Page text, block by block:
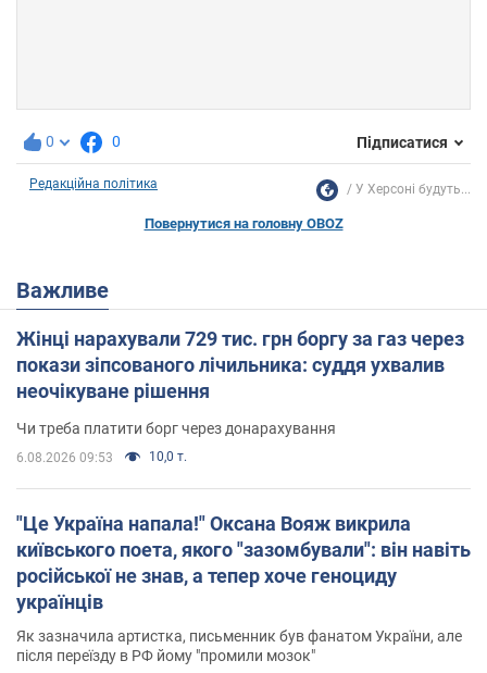
0 0 Підписатися
Редакційна політика У Херсоні будуть...
Повернутися на головну OBOZ
Важливе
Жінці нарахували 729 тис. грн боргу за газ через
покази зіпсованого лічильника: суддя ухвалив
неочікуване рішення
Чи треба платити борг через донарахування
6.08.2026 09:53 10,0 т.
"Це Україна напала!" Оксана Вояж викрила
київського поета, якого "зазомбували": він навіть
російської не знав, а тепер хоче геноциду
українців
Як зазначила артистка, письменник був фанатом України, але
після переїзду в РФ йому "промили мозок"